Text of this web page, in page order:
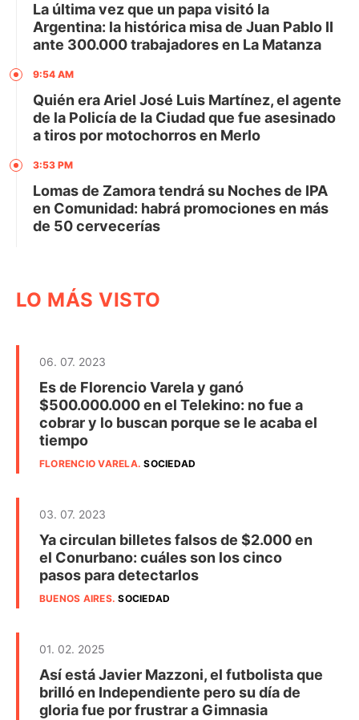
La última vez que un papa visitó la
Argentina: la histórica misa de Juan Pablo II
ante 300.000 trabajadores en La Matanza
9:54 AM
Quién era Ariel José Luis Martínez, el agente
de la Policía de la Ciudad que fue asesinado
a tiros por motochorros en Merlo
3:53 PM
Lomas de Zamora tendrá su Noches de IPA
en Comunidad: habrá promociones en más
de 50 cervecerías
LO MÁS VISTO
06. 07. 2023
Es de Florencio Varela y ganó
$500.000.000 en el Telekino: no fue a
cobrar y lo buscan porque se le acaba el
tiempo
FLORENCIO VARELA.SOCIEDAD
03. 07. 2023
Ya circulan billetes falsos de $2.000 en
el Conurbano: cuáles son los cinco
pasos para detectarlos
BUENOS AIRES.SOCIEDAD
01. 02. 2025
Así está Javier Mazzoni, el futbolista que
brilló en Independiente pero su día de
gloria fue por frustrar a Gimnasia